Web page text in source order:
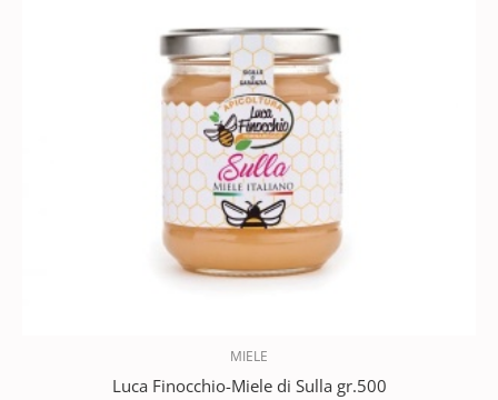
MIELE
Luca Finocchio-Miele di Sulla gr.500